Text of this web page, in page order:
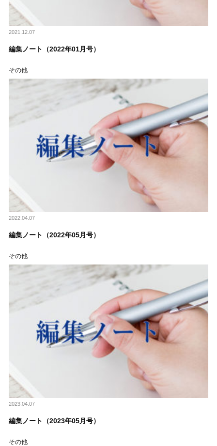
2021.12.07
編集ノート（2022年01月号）
その他
2022.04.07
編集ノート（2022年05月号）
その他
2023.04.07
編集ノート（2023年05月号）
その他